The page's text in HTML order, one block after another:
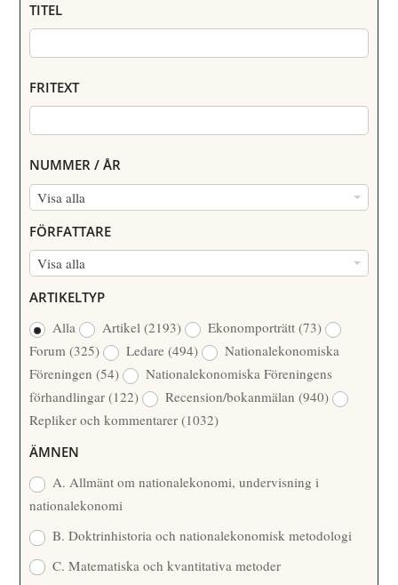
TITEL
FRITEXT
NUMMER / ÅR
Visa alla
N
M
M
/
Å
R
FÖRFATTARE
Visa alla
R
F
A
T
T
A
R
ARTIKELTYP
Alla
Artikel(2193) Ekonomporträtt(73)
Forum(325) Ledare(494)
Nationalekonomiska
Föreningen(54)
Nationalekonomiska Föreningens
förhandlingar(122) Recension/bokanmälan(940)
Repliker och kommentarer(1032)
ÄMNEN
A. Allmänt om nationalekonomi, undervisning i
nationalekonomi
B. Doktrinhistoria och nationalekonomisk metodologi
C. Matematiska och kvantitativa metoder